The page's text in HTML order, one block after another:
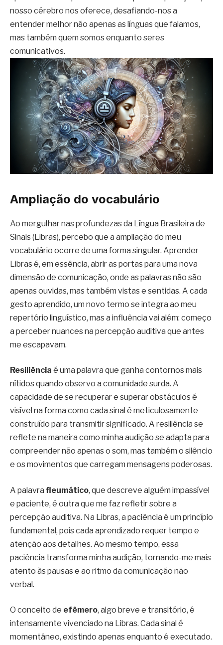
nosso cérebro nos oferece, desafiando-nos a
entender melhor não apenas as línguas que falamos,
mas também quem somos enquanto seres
comunicativos.
Ampliação do vocabulário
Ao mergulhar nas profundezas da Língua Brasileira de
Sinais (Libras), percebo que a ampliação do meu
vocabulário ocorre de uma forma singular. Aprender
Libras é, em essência, abrir as portas para uma nova
dimensão de comunicação, onde as palavras não são
apenas ouvidas, mas também vistas e sentidas. A cada
gesto aprendido, um novo termo se integra ao meu
repertório linguístico, mas a influência vai além: começo
a perceber nuances na percepção auditiva que antes
me escapavam.
Resiliência é uma palavra que ganha contornos mais
nítidos quando observo a comunidade surda. A
capacidade de se recuperar e superar obstáculos é
visível na forma como cada sinal é meticulosamente
construído para transmitir significado. A resiliência se
reflete na maneira como minha audição se adapta para
compreender não apenas o som, mas também o silêncio
e os movimentos que carregam mensagens poderosas.
A palavra fleumático, que descreve alguém impassível
e paciente, é outra que me faz refletir sobre a
percepção auditiva. Na Libras, a paciência é um princípio
fundamental, pois cada aprendizado requer tempo e
atenção aos detalhes. Ao mesmo tempo, essa
paciência transforma minha audição, tornando-me mais
atento às pausas e ao ritmo da comunicação não
verbal.
O conceito de efêmero, algo breve e transitório, é
intensamente vivenciado na Libras. Cada sinal é
momentâneo, existindo apenas enquanto é executado.